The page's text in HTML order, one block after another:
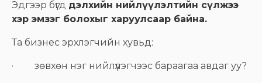
Эдгээр бүгд дэлхийн нийлүүлэлтийн сүлжээ
хэр эмзэг болохыг харуулсаар байна.
Та бизнес эрхлэгчийн хувьд:
· зөвхөн нэг нийлүүлэгчээс бараагаа авдаг уу?